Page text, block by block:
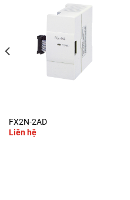
FX2N-2AD
Liên hệ